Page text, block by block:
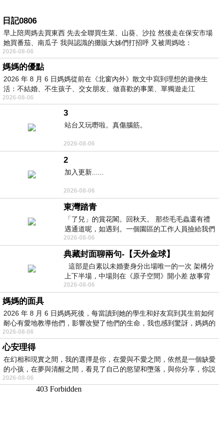
日記0806
早上陪周媽去買東西 先去全聯買生菜、山葵、沙拉 然後走在保安市場
她買番茄、南瓜子 我與認識的攤販大姊們打招呼 又被周媽唸：
2026-08-06
媽媽的優點
2026 年 8 月 6 日媽媽從前在《北窗內外》散文中寫到理想的遊俠生
活：不結婚、不生孩子、交女朋友、做喜歡的事業、單獨遊走江
湖⋯⋯，
2026-08-06
3
站台又玩嘢啦。真傷腦筋。
2026-08-06
2
加入更新......
2026-08-06
東灣踏青
「了兒」的賞花閣。回秋天。 那些毛毛蟲還有禮
遇通道呢，如遇到。一個園區的工作人員撿給我們
細賞。
2026-08-06
典藏封面聊兩句-【天外金球】
這部是白素以未婚妻身分出場唯一的一次 架構分
上下半場，中場則在《原子空間》開小差 故事背
景影射西藏境外流亡 地下組織
2026-08-06
媽媽的面具
2026 年 8 月 6 日媽媽死後，每當讀到她的學生和好友寫到其生前如何
耐心有愛地教導他們，影響改變了他們的生命，我也感到驚訝，媽媽的
2026-08-06
心安理得
在幻相和現實之間，我的選擇是你，在愛與不愛之間，依然是一個缺愛
的小孩，在夢與清醒之間，看見了自己的慾望和墮落，與你分享，你説
2026-08-06